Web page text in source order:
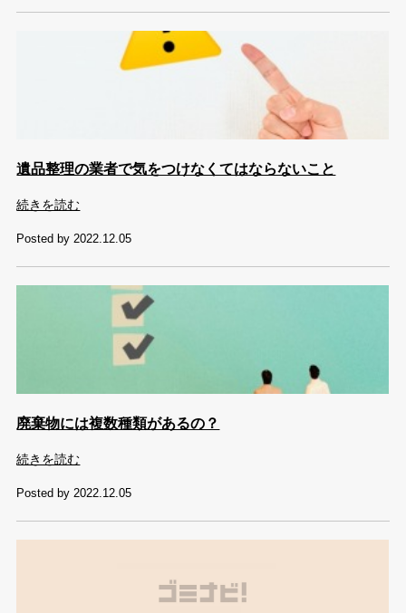
遺品整理の業者で気をつけなくてはならないこと
続きを読む
Posted by 2022.12.05
廃棄物には複数種類があるの？
続きを読む
Posted by 2022.12.05